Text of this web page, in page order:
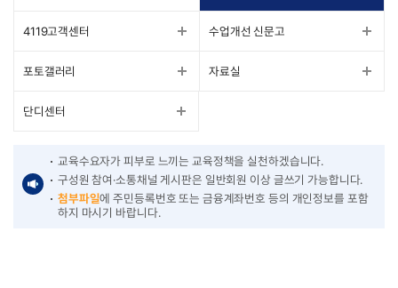
4119고객센터 수업개선 신문고
포토갤러리 자료실
단디센터
교육수요자가 피부로 느끼는 교육정책을 실천하겠습니다.
구성원 참여·소통채널 게시판은 일반회원 이상 글쓰기 가능합니다.
첨부파일에 주민등록번호 또는 금융계좌번호 등의 개인정보를 포함
하지 마시기 바랍니다.